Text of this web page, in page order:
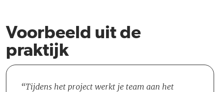
Voorbeeld uit de
praktijk
Tijdens het project werkt je team aan het